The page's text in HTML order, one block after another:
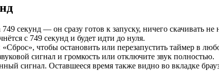
секунд — он сразу готов к запуску, ничего скачивать не
с 749 секунд и будет идти до нуля.
чтобы остановить или перезапустить таймер в
сигнал и громкость или отключите звук полностью.
сигнал. Оставшееся время также видно во вкладке